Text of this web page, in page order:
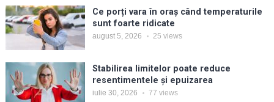
Ce porți vara în oraș când temperaturile
sunt foarte ridicate
august 5, 2026 25 views
Stabilirea limitelor poate reduce
resentimentele și epuizarea
iulie 30, 2026 77 views